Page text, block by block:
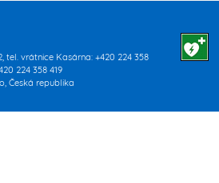
tel. vrátnice Kasárna: +420 224 358
224 358 419
Česká republika